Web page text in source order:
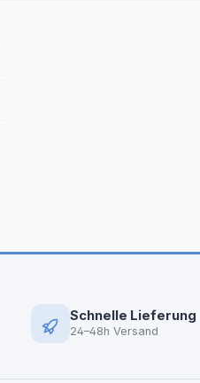
Schnelle Lieferung
24–48h Versand